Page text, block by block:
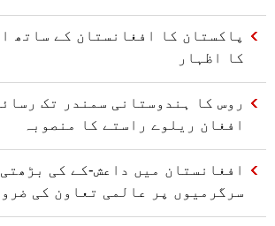
پاکستان کا افغانستان کے ساتھ
کا اظہار
روس کا ہندوستانی سمندر تک
افغان ریلوے راستے کا منصوبہ
افغانستان میں داعش-کے کی
سرگرمیوں پر عالمی تعاون کی